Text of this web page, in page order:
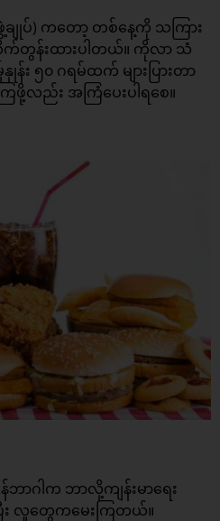
ဖွဲ့ချုပ်) ကတော့ တစ်နေ့ကို သကြား
က်တွန်းထားပါတယ်။ ကိုလာ သံ
း ၅၀ ဂရမ်ထက် များပြားတာ
ြဖို့လည်း အကြံပေးပါရစေ။
ာဂါက ဘာလို့ကျန်းမာရေး
လူတွေကမေးကြတယ်။